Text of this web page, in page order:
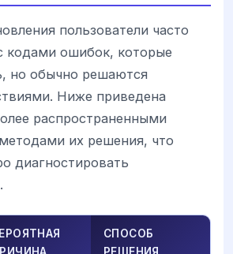
пользователи часто
кодами ошибок, которые
но обычно решаются
Ниже приведена
распространенными
их решения, что
диагностировать
СПОСОБ
РЕШЕНИЯ